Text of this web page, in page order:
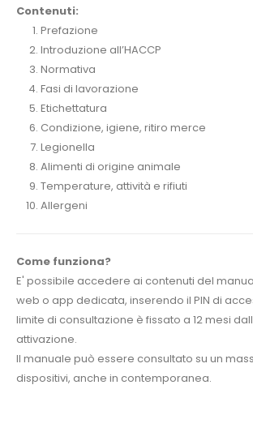
Contenuti:
Prefazione
Introduzione all’HACCP
Normativa
Fasi di lavorazione
Etichettatura
Condizione, igiene, ritiro merce
Legionella
Alimenti di origine animale
Temperature, attività e rifiuti
Allergeni
Come funziona?
E' possibile accedere ai contenuti del
web o app dedicata, inserendo il PIN di
limite di consultazione è fissato a 12 mesi
attivazione.
Il manuale può essere consultato su un
dispositivi, anche in contemporanea.